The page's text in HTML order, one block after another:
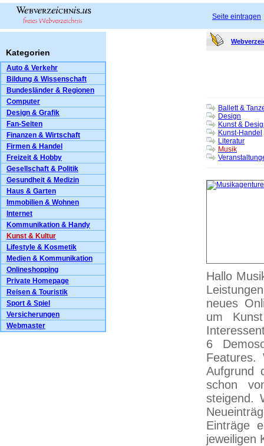
Seite eintragen
Kategorien
Auto & Verkehr
Bildung & Wissenschaft
Bundesländer & Regionen
Computer
Design & Grafik
Fan-Seiten
Finanzen & Wirtschaft
Firmen & Handel
Freizeit & Hobby
Gesellschaft & Politik
Gesundheit & Medizin
Haus & Garten
Immobilien & Wohnen
Internet
Kommunikation & Handy
Kunst & Kultur
Lifestyle & Kosmetik
Medien & Kommunikation
Onlineshopping
Private Homepage
Reisen & Touristik
Sport & Spiel
Versicherungen
Webmaster
Ballett &
Design
Kunst &
Kunst-Handel
Literatur
Musik
Hallo
neues
um
6
Features.
Aufgrund
schon
steigend.
Einträge
jeweiligen